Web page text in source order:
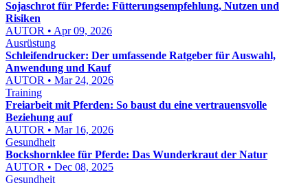
Sojaschrot für Pferde: Fütterungsempfehlung, Nutzen und
Risiken
AUTOR • Apr 09, 2026
Ausrüstung
Schleifendrucker: Der umfassende Ratgeber für Auswahl,
Anwendung und Kauf
AUTOR • Mar 24, 2026
Training
Freiarbeit mit Pferden: So baust du eine vertrauensvolle
Beziehung auf
AUTOR • Mar 16, 2026
Gesundheit
Bockshornklee für Pferde: Das Wunderkraut der Natur
AUTOR • Dec 08, 2025
Gesundheit